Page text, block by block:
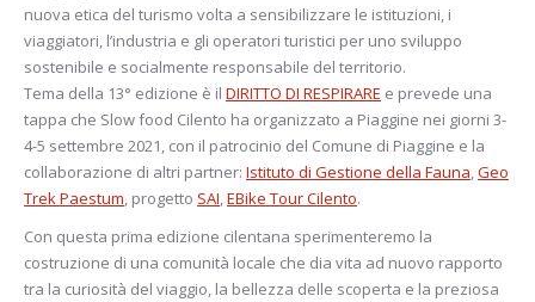
nuova etica del turismo volta a sensibilizzare le istituzioni, i
viaggiatori, l’industria e gli operatori turistici per uno sviluppo
sostenibile e socialmente responsabile del territorio.
Tema della 13° edizione è il DIRITTO DI RESPIRARE e prevede una
tappa che Slow food Cilento ha organizzato a Piaggine nei giorni 3-
4-5 settembre 2021, con il patrocinio del Comune di Piaggine e la
collaborazione di altri partner: Istituto di Gestione della Fauna,Geo
Trek Paestum, progetto SAI,EBike Tour Cilento.
Con questa prima edizione cilentana sperimenteremo la
costruzione di una comunità locale che dia vita ad nuovo rapporto
tra la curiosità del viaggio, la bellezza delle scoperta e la preziosa